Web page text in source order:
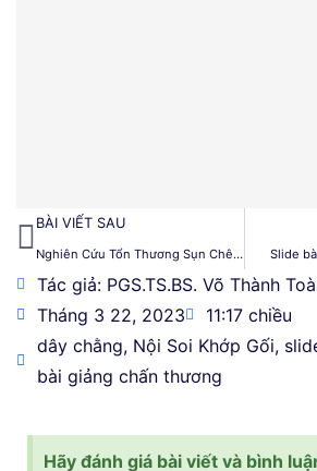
BÀI VIẾT SAU
Nghiên Cứu Tổn Thương Sụn Chêm Do Chấn Thương Qua Nội Soi Khớp Gối 2023 Slide
Tác giả: PGS.TS.BS. Võ Thành
Tháng 3 22, 2023
11:17 chiều
dây chằng, Nội Soi Khớp Gối,
bài giảng chấn thương
Hãy đánh giá bài viết và bình